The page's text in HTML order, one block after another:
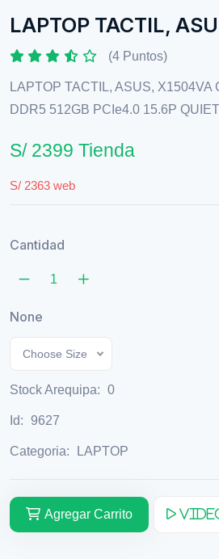
LAPTOP TACTIL,
(4 Puntos)
LAPTOP TACTIL, ASUS, X1504VA
DDR5 512GB PCIe4.0 15.6P
S/ 2399 Tienda
S/ 2363 web
Cantidad
None
Choose Size
Stock Arequipa: 0
Id: 9627
Categoria: LAPTOP
Agregar Carrito